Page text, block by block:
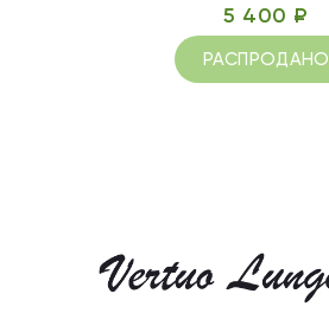
5 400 ₽
РАСПРОДАНО